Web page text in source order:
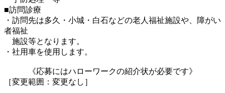
■訪問診療
・訪問先は多久・小城・白石などの老人福祉施設や、障がい
者福祉
施設等となります。
・社用車を使用します。
《応募にはハローワークの紹介状が必要です》
［変更範囲：変更なし］